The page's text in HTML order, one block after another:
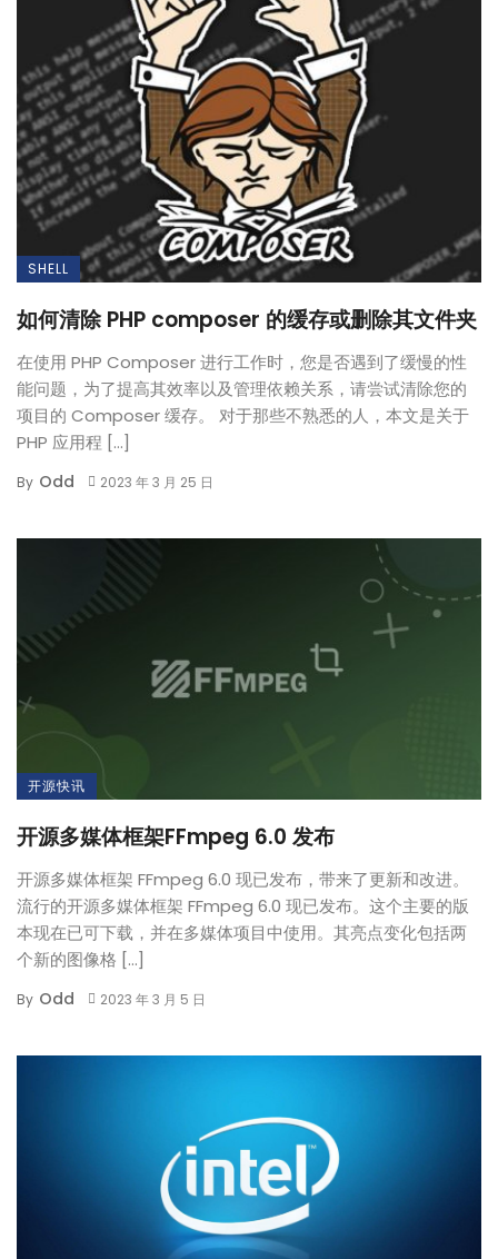
SHELL
如何清除 PHP composer 的缓存或删除其文件夹
在使用 PHP Composer 进行工作时，您是否遇到了缓慢的性
能问题，为了提高其效率以及管理依赖关系，请尝试清除您的
项目的 Composer 缓存。 对于那些不熟悉的人，本文是关于
PHP 应用程 […]
By Odd 2023 年 3 月 25 日
开源快讯
开源多媒体框架FFmpeg 6.0 发布
开源多媒体框架 FFmpeg 6.0 现已发布，带来了更新和改进。
流行的开源多媒体框架 FFmpeg 6.0 现已发布。这个主要的版
本现在已可下载，并在多媒体项目中使用。其亮点变化包括两
个新的图像格 […]
By Odd 2023 年 3 月 5 日